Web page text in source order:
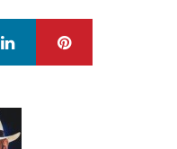
LinkedIn